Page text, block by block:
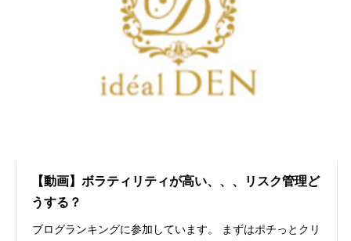
【動画】ボラティリティが高い、、、リスク管理ど
うする？
ブログランキングに参加しています。 まずはポチっとクリ